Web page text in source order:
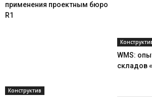
применения проектным бюро
R1
WMS:
складов
Конструктив